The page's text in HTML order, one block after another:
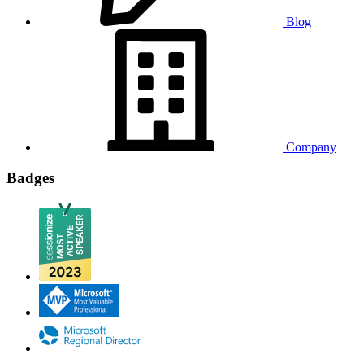
Blog
Company
Badges